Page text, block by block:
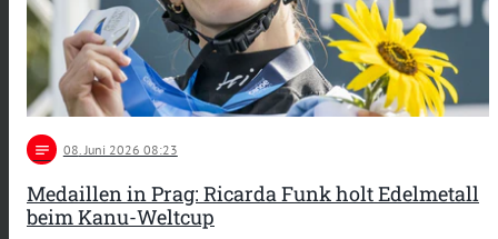
notes 08 . Juni 2026 08:23
Medaillen in Prag: Ricarda Funk holt Edelmetall
beim Kanu-Weltcup